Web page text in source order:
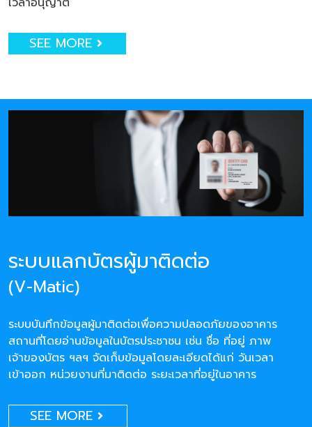
SEE MORE
ระบบแลกบัตรผู้มาติดต่อ
(V-Matic)
ระบบบันทึกข้อมูลผู้มาติดต่อเพื่อความปลอดภัยของอาคาร
สถานที่โดยอ่านข้อมูลในบัตรประชาชน เช่น ชื่อ ที่อยู่ ภาพ
เจ้าของบัตร ฯลฯ จัดเก็บข้อมูลโดยละเอียดได้แก่ วันเวลา
เข้าออก หน่วยงานที่มาติดต่อ ระยะเวลาที่อยู่ในอาคาร
SEE MORE